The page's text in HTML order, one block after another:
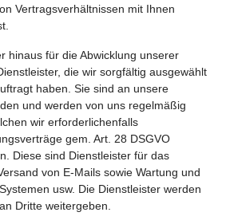
Vertragsverhältnissen mit Ihnen
hinaus für die Abwicklung unserer
die wir sorgfältig ausgewählt
haben. Sie sind an unsere
und werden von uns regelmäßig
wir erforderlichenfalls
gem. Art. 28 DSGVO
Diese sind Dienstleister für das
von E-Mails sowie Wartung und
usw. Die Dienstleister werden
Dritte weitergeben.